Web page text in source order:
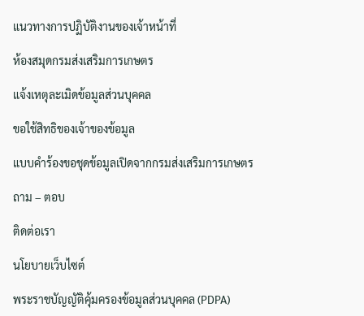
แนวทางการปฏิบัติงานของเจ้าหน้าที่
ห้องสมุดกรมส่งเสริมการเกษตร
แจ้งเหตุละเมิดข้อมูลส่วนบุคคล
ขอใช้สิทธิของเจ้าของข้อมูล
แบบคำร้องขอชุดข้อมูลเปิดจากกรมส่งเสริมการเกษตร
ถาม – ตอบ
ติดต่อเรา
นโยบายเว็บไซต์
พระราชบัญญัติคุ้มครองข้อมูลส่วนบุคคล (PDPA)